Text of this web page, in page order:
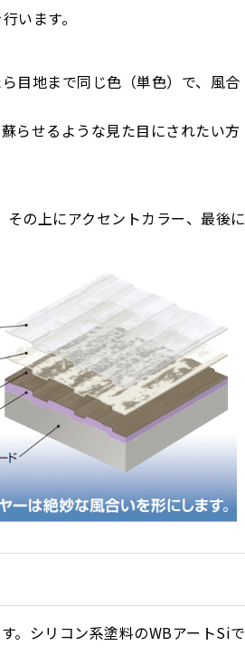
います。
目地まで同じ色（単色）で、風合
らせるような見た目にされたい方
の上にアクセントカラー、最後に
。シリコン系塗料のWBアートSiで